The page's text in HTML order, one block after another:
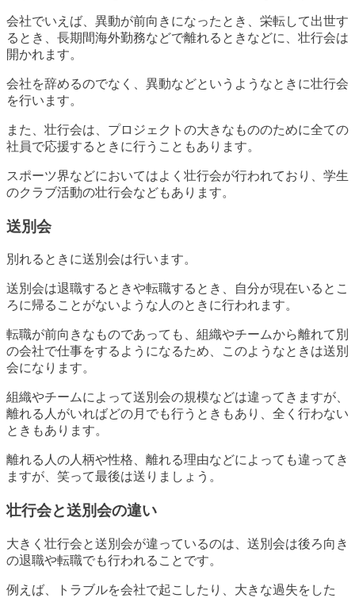
会社でいえば、異動が前向きになったとき、栄転して出世す
るとき、長期間海外勤務などで離れるときなどに、壮行会は
開かれます。
会社を辞めるのでなく、異動などというようなときに壮行会
を行います。
また、壮行会は、プロジェクトの大きなもののために全ての
社員で応援するときに行うこともあります。
スポーツ界などにおいてはよく壮行会が行われており、学生
のクラブ活動の壮行会などもあります。
送別会
別れるときに送別会は行います。
送別会は退職するときや転職するとき、自分が現在いるとこ
ろに帰ることがないような人のときに行われます。
転職が前向きなものであっても、組織やチームから離れて別
の会社で仕事をするようになるため、このようなときは送別
会になります。
組織やチームによって送別会の規模などは違ってきますが、
離れる人がいればどの月でも行うときもあり、全く行わない
ときもあります。
離れる人の人柄や性格、離れる理由などによっても違ってき
ますが、笑って最後は送りましょう。
壮行会と送別会の違い
大きく壮行会と送別会が違っているのは、送別会は後ろ向き
の退職や転職でも行われることです。
例えば、トラブルを会社で起こしたり、大きな過失をした